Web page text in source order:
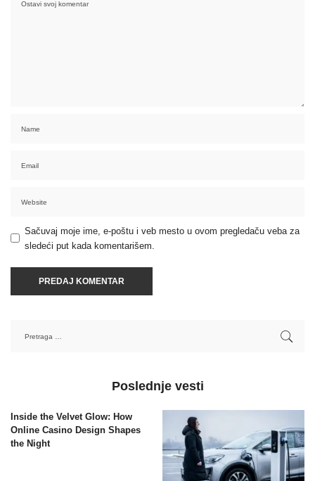
Sačuvaj moje ime, e-poštu i veb mesto u ovom pregledaču veba za
sledeći put kada komentarišem.
Poslednje vesti
Inside the Velvet Glow: How
Online Casino Design Shapes
the Night